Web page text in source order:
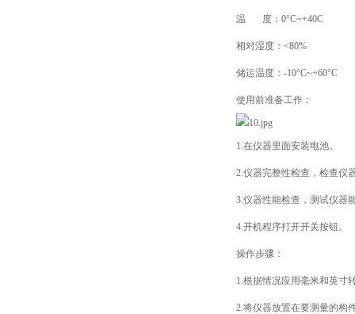
温 度：0°C~+40C
相对湿度：<80%
储运温度：-10°C~+60°C
使用前准备工作：
1.在仪器里面安装电池。
2.仪器完整性检查，检查仪
3.仪器性能检查，测试仪器
4.开机程序打开开关按钮。
操作步骤：
1.根据情况应用毫米和英寸
2.将仪器放置在要测量的构